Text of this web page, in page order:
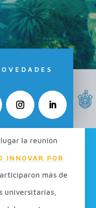
la reunión
INNOVAR POR
más de
universitarias,